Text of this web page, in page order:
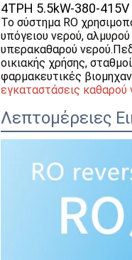
4TPH 5.5kW-380-
Το σύστημα RO
υπόγειου νερού,
υπερακαθαρού
οικιακής χρήσης,
φαρμακευτικές
εγκαταστάσεις καθαρού
Λεπτομέρειες